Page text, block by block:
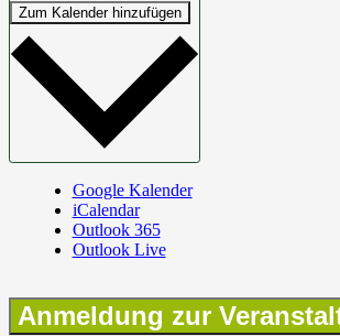
Zum Kalender hinzufügen
Google Kalender
iCalendar
Outlook 365
Outlook Live
Anmeldung zur